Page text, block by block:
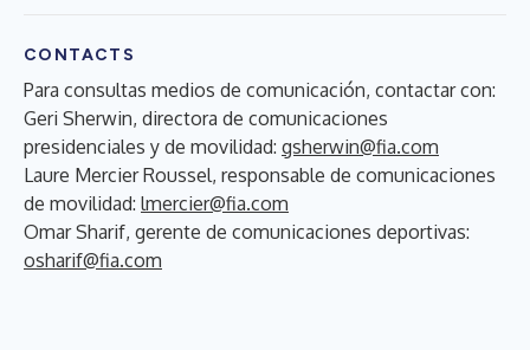
CONTACTS
Para consultas medios de comunicación, contactar con:
Geri Sherwin, directora de comunicaciones
presidenciales y de movilidad: gsherwin@fia.com
Laure Mercier Roussel, responsable de comunicaciones
de movilidad: lmercier@fia.com
Omar Sharif, gerente de comunicaciones deportivas:
osharif@fia.com